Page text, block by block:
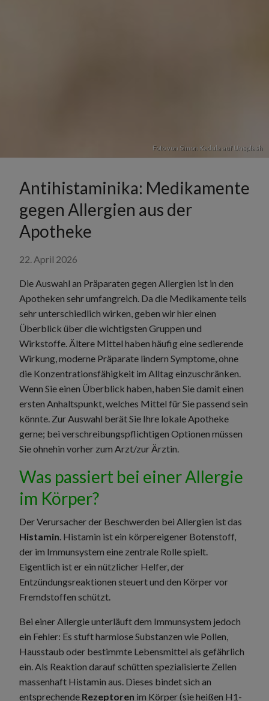
Foto von Simon Kadula aufUnsplash
Antihistaminika: Medikamente
gegen Allergien aus der
Apotheke
22. April 2026
Die Auswahl an Präparaten gegen Allergien ist in den
Apotheken sehr umfangreich. Da die Medikamente teils
sehr unterschiedlich wirken, geben wir hier einen
Überblick über die wichtigsten Gruppen und
Wirkstoffe. Ältere Mittel haben häufig eine sedierende
Wirkung, moderne Präparate lindern Symptome, ohne
die Konzentrationsfähigkeit im Alltag einzuschränken.
Wenn Sie einen Überblick haben, haben Sie damit einen
ersten Anhaltspunkt, welches Mittel für Sie passend sein
könnte. Zur Auswahl berät Sie Ihre lokale Apotheke
gerne; bei verschreibungspflichtigen Optionen müssen
Sie ohnehin vorher zum Arzt/zur Ärztin.
Was passiert bei einer Allergie
im Körper?
Der Verursacher der Beschwerden bei Allergien ist das
Histamin. Histamin ist ein körpereigener Botenstoff,
der im Immunsystem eine zentrale Rolle spielt.
Eigentlich ist er ein nützlicher Helfer, der
Entzündungsreaktionen steuert und den Körper vor
Fremdstoffen schützt.
Bei einer Allergie unterläuft dem Immunsystem jedoch
ein Fehler: Es stuft harmlose Substanzen wie Pollen,
Hausstaub oder bestimmte Lebensmittel als gefährlich
ein. Als Reaktion darauf schütten spezialisierte Zellen
massenhaft Histamin aus. Dieses bindet sich an
entsprechende Rezeptoren im Körper (sie heißen H1-